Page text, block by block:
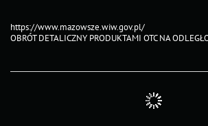
https://www.mazowsze.wiw.gov.pl/
OBRÓT DETALICZNY PRODUKTAMI OTC NA